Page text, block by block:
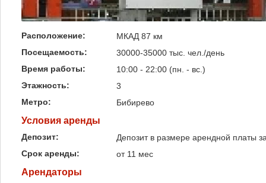
Расположение:
МКАД 87 км
Посещаемость:
30000-35000 тыс. чел./день
Время работы:
10:00 - 22:00 (пн. - вс.)
Этажность:
3
Метро:
Бибирево
Условия аренды
Депозит:
Депозит в размере арендной платы
Срок аренды:
от 11 мес
Арендаторы